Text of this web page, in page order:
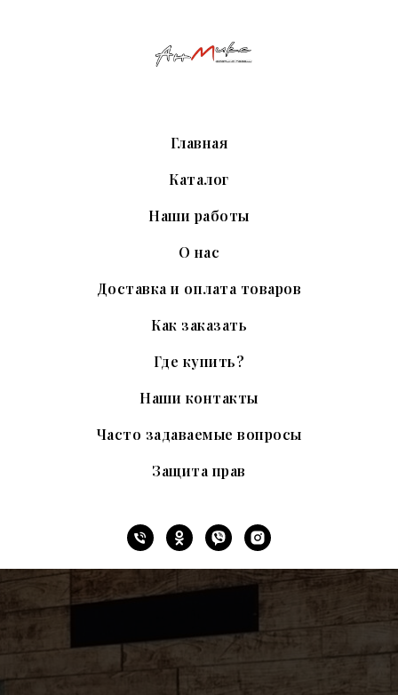
Главная
Каталог
Наши работы
О нас
Доставка и оплата товаров
Как заказать
Где купить?
Наши контакты
Часто задаваемые вопросы
Защита прав